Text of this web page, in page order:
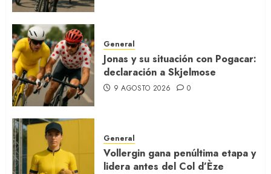
General
Jonas y su situación con Pogacar:
declaración a Skjelmose
9 AGOSTO 2026 0
General
Vollergin gana penúltima etapa y
lidera antes del Col d’Èze